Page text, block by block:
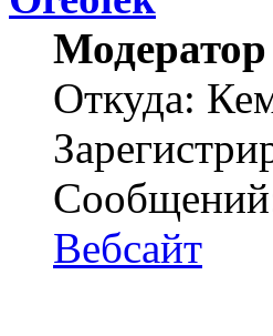
Модератор
Откуда:
Вебсайт